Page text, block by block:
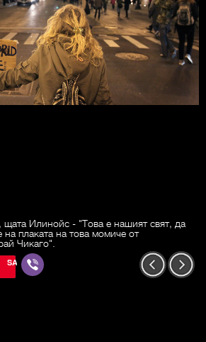
Илинойс - "Това е нашият свят, да
плаката на това момиче от
Чикаго".
SAVE